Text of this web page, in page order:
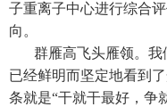
子重离子中心进行综合
向。
群雁高飞头雁领。我
已经鲜明而坚定地看到
条就是“干就干最好，争